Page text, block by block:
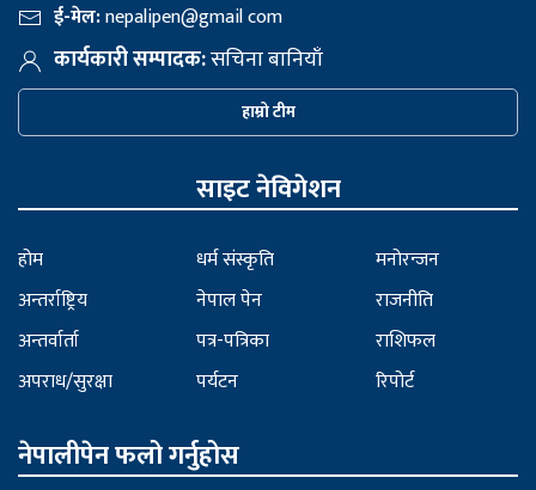
ई-मेल:nepalipen@gmail com
कार्यकारी सम्पादक:सचिना बानियाँ
हाम्रो टीम
साइट नेविगेशन
होम
अन्तर्राष्ट्रिय
अन्तर्वार्ता
अपराध/सुरक्षा
धर्म संस्कृति
नेपाल पेन
पत्र-पत्रिका
पर्यटन
मनोरन्जन
राजनीति
राशिफल
रिपोर्ट
नेपालीपेन फलो गर्नुहोस